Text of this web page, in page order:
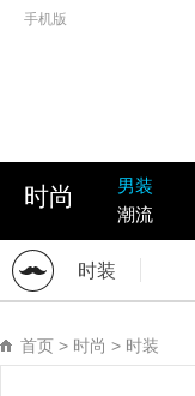
手机版
时尚 男装
潮流
时装
首页 > 时尚 > 时装